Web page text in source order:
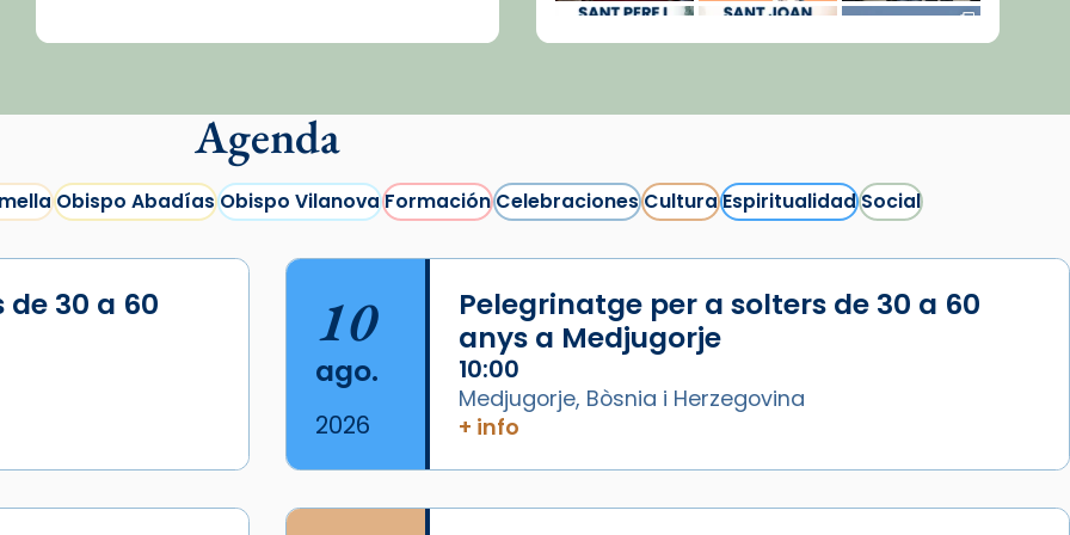
Cargar más...
Agenda
Obispo AbadíasObispo VilanovaFormaciónCelebracionesCulturaEspiritualidadSocial
30 a 60
10
ago.
2026
Pelegrinatge per a solters de 30 a 60
anys a Medjugorje
10:00
Medjugorje, Bòsnia i Herzegovina
+ info